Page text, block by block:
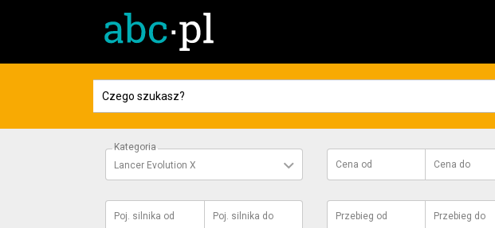
Kategoria
Lancer Evolution X
Cena od Cena do
Poj. silnika od Poj. silnika do Przebieg od Przebieg do